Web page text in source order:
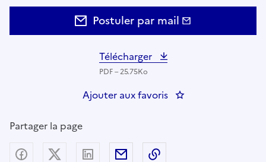
Postuler par mail
Télécharger
PDF – 25.75Ko
Ajouter aux favoris : CHARGE DE
Partager la page
Partager sur Facebook
Partager sur X (anciennement Twitter) -
Partager sur LinkedIn
Partager par email